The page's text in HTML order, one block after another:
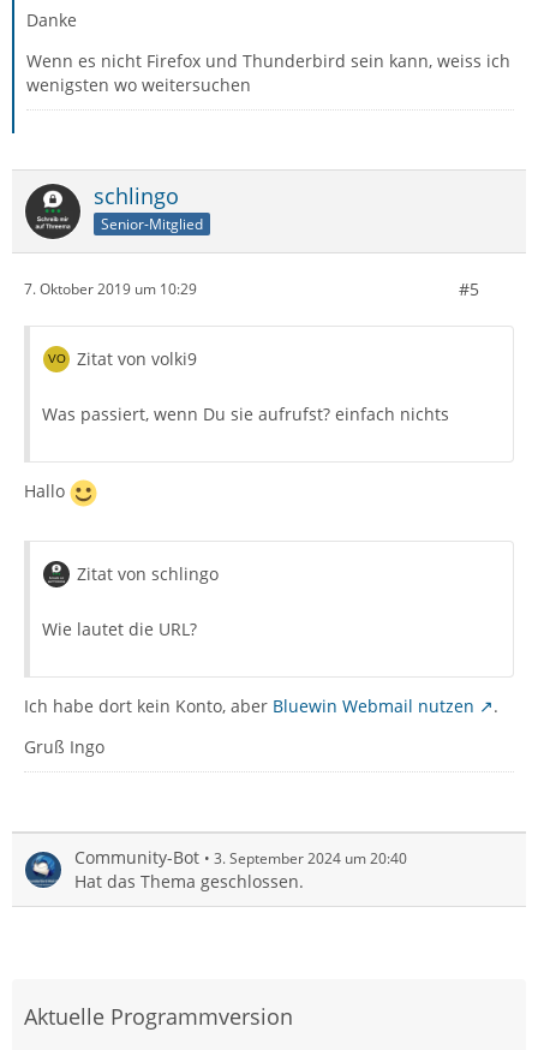
Danke
Wenn es nicht Firefox und Thunderbird sein kann, weiss ich
wenigsten wo weitersuchen
schlingo
Senior-Mitglied
7. Oktober 2019 um 10:29 #5
Zitat von volki9
Was passiert, wenn Du sie aufrufst? einfach nichts
Hallo
Zitat von schlingo
Wie lautet die URL?
Ich habe dort kein Konto, aber Bluewin Webmail nutzen
.
Gruß Ingo
Community-Bot 3. September 2024 um 20:40
Hat das Thema geschlossen.
Aktuelle Programmversion